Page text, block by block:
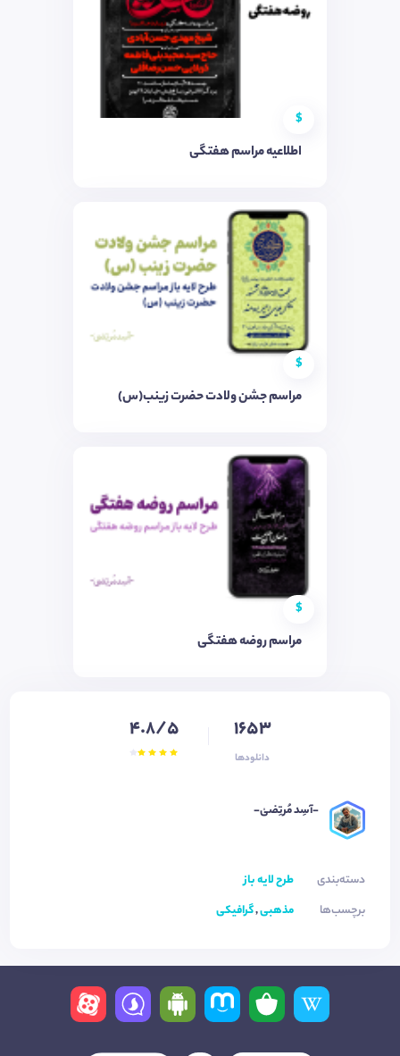
$
اطلاعیه مراسم هفتگی
$
مراسم جشن ولادت حضرت زینب(س)
$
مراسم روضه هفتگی
1653
دانلودها
4.8/5
-آسِد مُرتِضیٰ-
دسته‌بندی
طرح لایه باز
برچسب‌ها
مذهبی,گرافیکی